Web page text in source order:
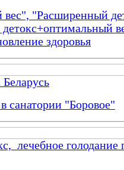
"Расширенный
здоровья
санатории "Боровое"
лечебное голодание